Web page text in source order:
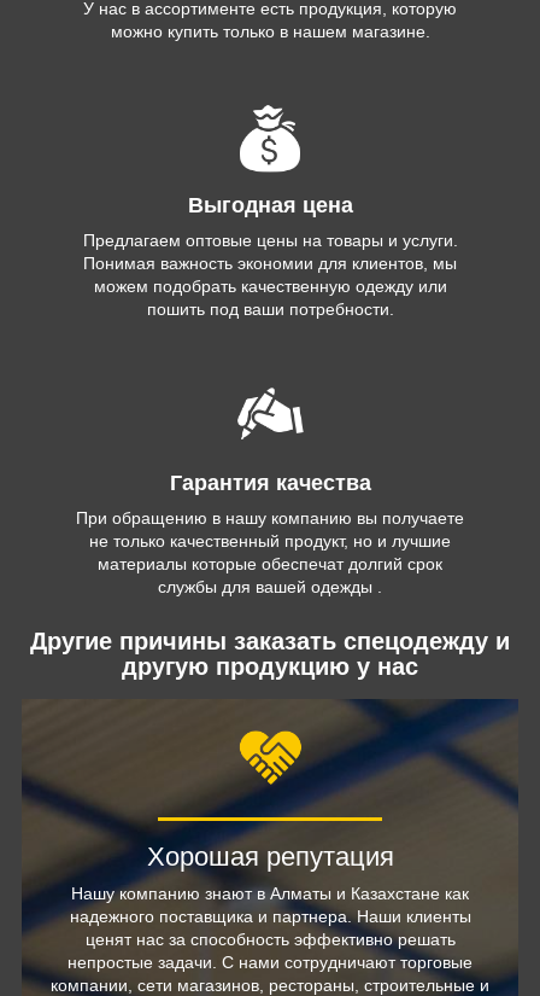
У нас в ассортименте есть продукция, которую
можно купить только в нашем магазине.
Выгодная цена
Предлагаем оптовые цены на товары и услуги.
Понимая важность экономии для клиентов, мы
можем подобрать качественную одежду или
пошить под ваши потребности.
Гарантия качества
При обращению в нашу компанию вы получаете
не только качественный продукт, но и лучшие
материалы которые обеспечат долгий срок
службы для вашей одежды .
Другие причины заказать спецодежду и
другую продукцию у нас
Хорошая репутация
Нашу компанию знают в Алматы и Казахстане как
надежного поставщика и партнера. Наши клиенты
ценят нас за способность эффективно решать
непростые задачи. С нами сотрудничают торговые
компании, сети магазинов, рестораны, строительные и